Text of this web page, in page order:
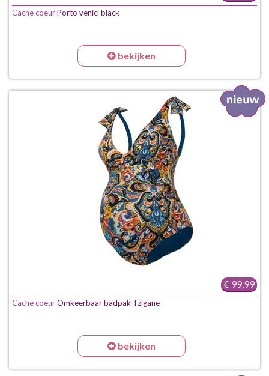
Cache coeurPorto venici black
bekijken
€ 99,99
Cache coeurOmkeerbaar badpak Tzigane
bekijken